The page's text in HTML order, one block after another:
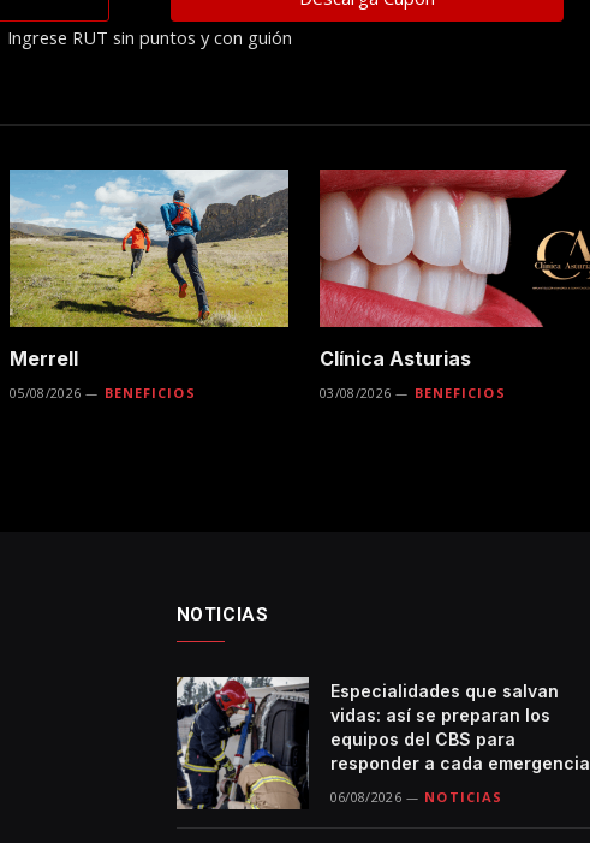
Ingrese RUT sin puntos y con guión
Merrell
05/08/2026 BENEFICIOS
Clínica Asturias
03/08/2026 BENEFICIOS
NOTICIAS
Especialidades que salvan
vidas: así se preparan los
equipos del CBS para
responder a cada emergencia
06/08/2026 NOTICIAS